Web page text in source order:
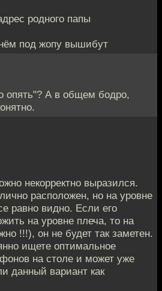
родного папы
под жопу вышибут
опять"? А в общем бодро,
некорректно выразился.
расположен, но на уровне
равно видно. Если его
на уровне плеча, то на
!!!), он не будет так заметен.
ищете оптимальное
на столе и может уже
данный вариант как